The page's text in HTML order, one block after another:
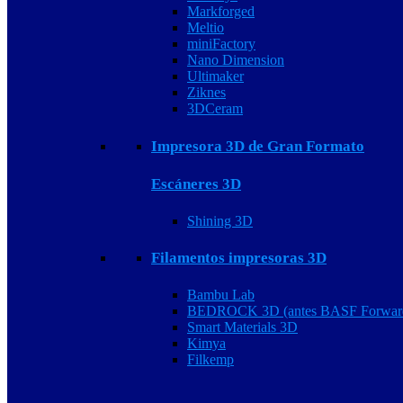
Markforged
Meltio
miniFactory
Nano Dimension
Ultimaker
Ziknes
3DCeram
Impresora 3D de Gran Formato
Escáneres 3D
Shining 3D
Filamentos impresoras 3D
Bambu Lab
BEDROCK 3D (antes BASF
Smart Materials 3D
Kimya
Filkemp